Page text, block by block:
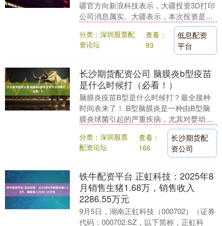
疆官方向新浪科技表示，大疆投资3D打印
公司消息属实。大疆表示，本次投资是基
于我们对消费级3d打印技术发展潜力、行
业增长....
分类：深圳股票配
资论坛
查看：
93
低息配资
平台
长沙期货配资公司 脑膜炎b型疫苗
是什么时候打（必看！）
脑膜炎疫苗B型是什么时候打？最全接种
时间表来了！ B型脑膜炎是一种由B型脑
膜炎球菌引起的严重疾病，尤其对婴幼儿
的健康构成巨大威胁。为了预防这种疾
病，许多家长都在....
分类：深圳股票
配资论坛
查看：
166
长沙期货配
资公司
铁牛配资平台 正虹科技：2025年8
月销售生猪1.68万，销售收入
2286.55万元
9月5日，湖南正虹科技（000702）（证券
代码：000702.SZ，以下简称，正虹科